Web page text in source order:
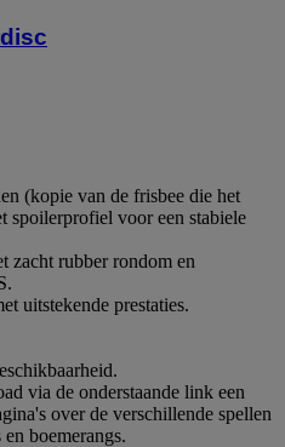
(kopie van de frisbee die het
spoilerprofiel voor een stabiele
zacht rubber rondom en
uitstekende prestaties.
via de onderstaande link een
over de verschillende spellen
boemerangs.